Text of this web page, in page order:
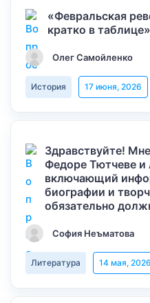
«Февральская
кратко в таблице»
Олег Самойленко
История 17 июня, 2026
Здравствуйте!
Федоре Тютчеве
включающий
биографии и
обязательно
София Неъматова
Литература 14 мая, 2026